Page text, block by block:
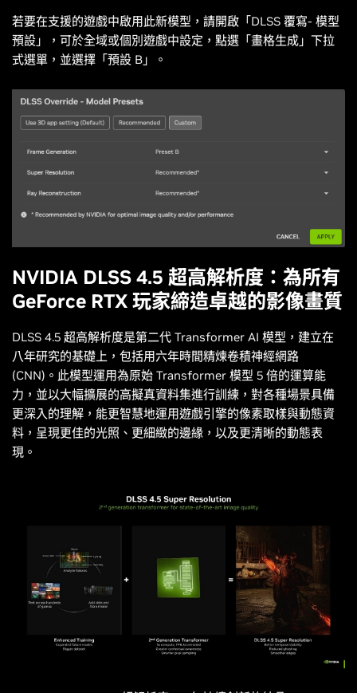
若要在支援的遊戲中啟用此新模型，請開啟「DLSS 覆寫- 模型
預設」，可於全域或個別遊戲中設定，點選「畫格生成」下拉
式選單，並選擇「預設 B」。
NVIDIA DLSS 4.5 超高解析度：為所有
GeForce RTX 玩家締造卓越的影像畫質
DLSS 4.5 超高解析度是第二代 Transformer AI 模型，建立在
八年研究的基礎上，包括用六年時間精煉卷積神經網路
(CNN)。此模型運用為原始 Transformer 模型 5 倍的運算能
力，並以大幅擴展的高擬真資料集進行訓練，對各種場景具備
更深入的理解，能更智慧地運用遊戲引擎的像素取樣與動態資
料，呈現更佳的光照、更細緻的邊緣，以及更清晰的動態表
現。